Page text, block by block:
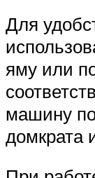
Для
яму или
машину
домкрата